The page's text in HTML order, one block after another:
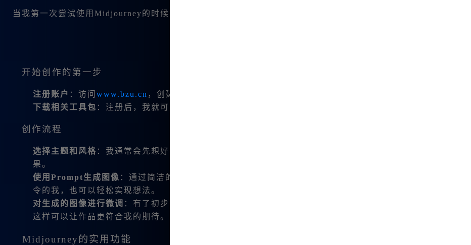
当我第一次尝试使用Midjourney的时候，我充满期待。接下来我会分享详细的步骤和我个人的技巧。
开始创作的第一步
注册账户 ：访问 www.bzu.cn ，创建一个免费的账户。
下载相关工具包 ：注册后，我就可以无条件使用所有的功能，包括最新的Midjourney V6.1版本。
创作流程
选择主题和风格 ：我通常会先想好主题，Midjourney支持多种风格的选择，让我根据心情选择合适的绘画效
果。
使用Prompt生成图像 ：通过简洁的命令，我可以快速生成想要的图像，这一点让我感到十分惊艳。不会复杂命
令的我，也可以轻松实现想法。
对生成的图像进行微调 ：有了初步的图像后，使用图片编辑功能进行细节调整，比如微调、变幻和局部重绘，
这样可以让作品更符合我的期待。
Midjourney的实用功能